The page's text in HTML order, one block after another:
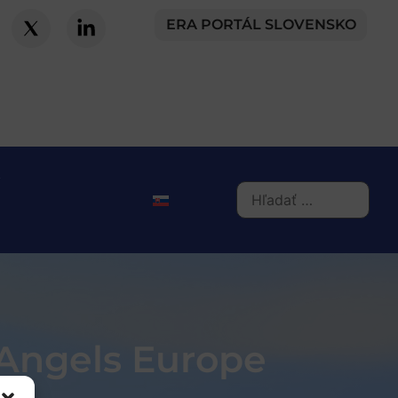
ERA PORTÁL SLOVENSKO
Europe